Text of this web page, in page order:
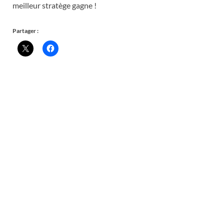
meilleur stratège gagne !
Partager :